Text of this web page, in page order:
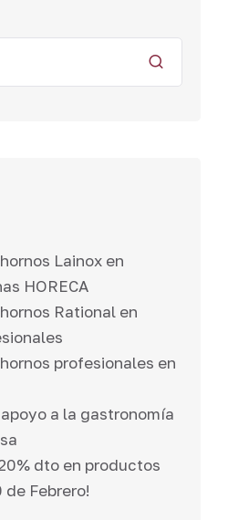
Lainox en
HORECA
Rational en
profesionales en
a la gastronomía
dto en productos
Febrero!